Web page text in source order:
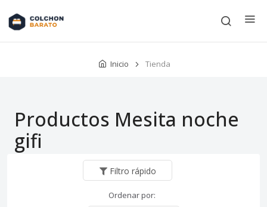
Inicio Tienda
Productos Mesita noche
gifi
Filtro rápido
Ordenar por: